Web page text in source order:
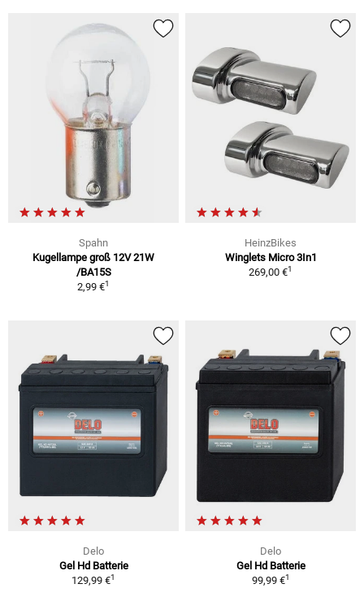
Spahn
Kugellampe groß 12V 21W
/BA15S
2,99 €1
HeinzBikes
Winglets Micro 3In1
269,00 €1
Delo
Gel Hd Batterie
129,99 €1
Delo
Gel Hd Batterie
99,99 €1